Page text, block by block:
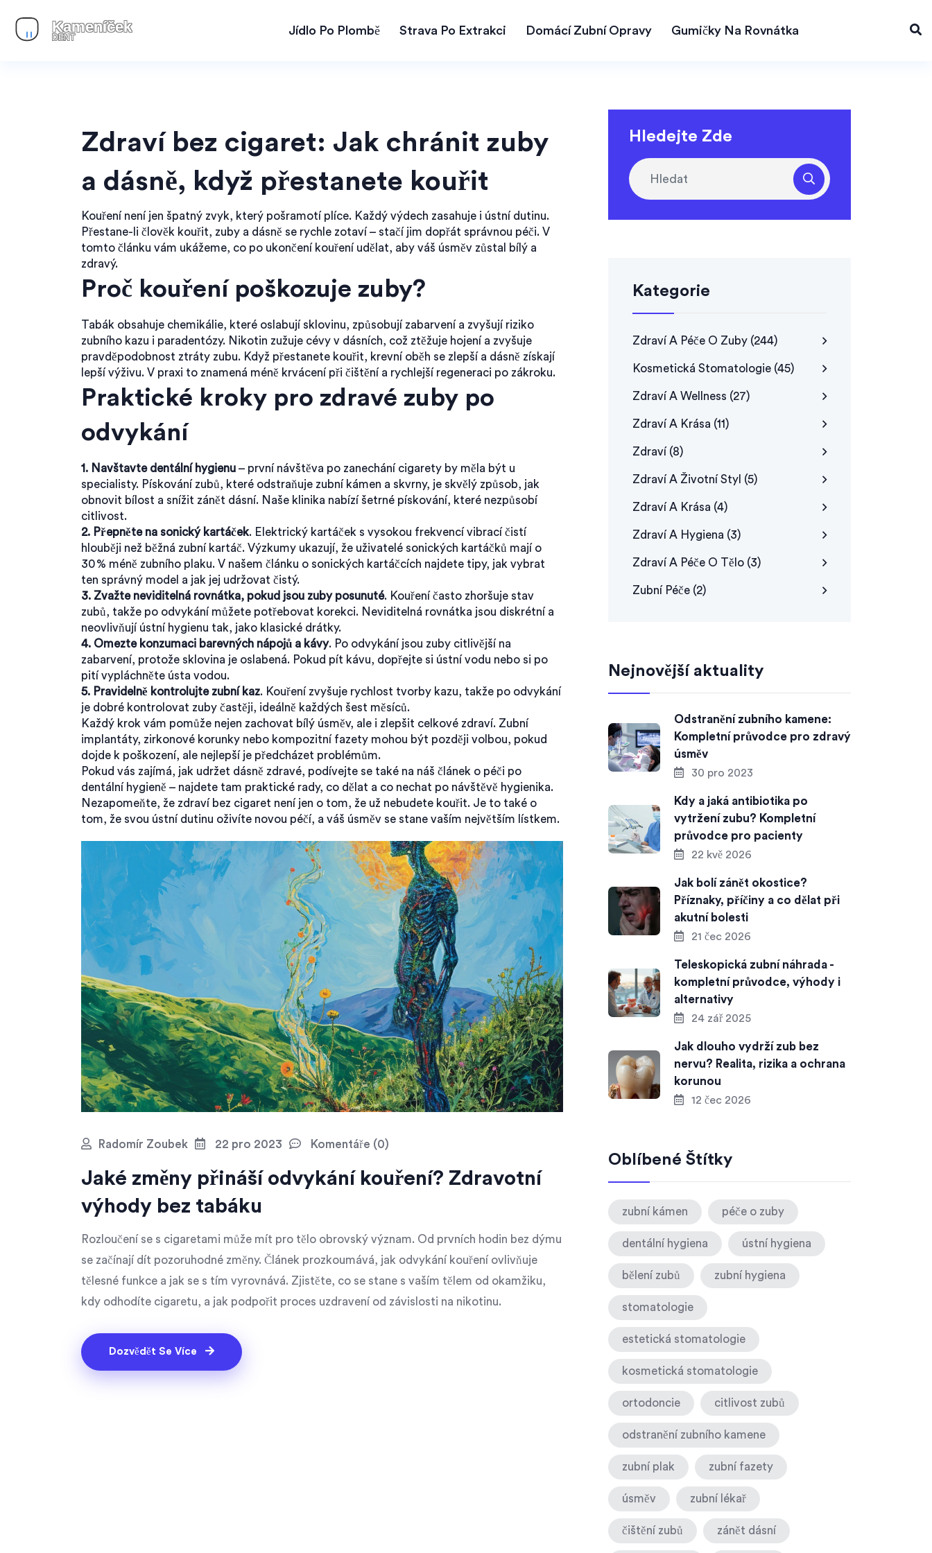
Jídlo Po Plombě Strava Po Extrakci Domácí Zubní Opravy Gumičky Na Rovnátka
Zdraví bez cigaret: Jak chránit zuby
a dásně, když přestanete kouřit
Kouření není jen špatný zvyk, který pošramotí plíce. Každý výdech zasahuje i ústní dutinu.
Přestane-li člověk kouřit, zuby a dásně se rychle zotaví – stačí jim dopřát správnou péči. V
tomto článku vám ukážeme, co po ukončení kouření udělat, aby váš úsměv zůstal bílý a
zdravý.
Proč kouření poškozuje zuby?
Tabák obsahuje chemikálie, které oslabují sklovinu, způsobují zabarvení a zvyšují riziko
zubního kazu i paradentózy. Nikotin zužuje cévy v dásních, což ztěžuje hojení a zvyšuje
pravděpodobnost ztráty zubu. Když přestanete kouřit, krevní oběh se zlepší a dásně získají
lepší výživu. V praxi to znamená méně krvácení při čištění a rychlejší regeneraci po zákroku.
Praktické kroky pro zdravé zuby po
odvykání
1. Navštavte dentální hygienu – první návštěva po zanechání cigarety by měla být u
specialisty. Pískování zubů, které odstraňuje zubní kámen a skvrny, je skvělý způsob, jak
obnovit bílost a snížit zánět dásní. Naše klinika nabízí šetrné pískování, které nezpůsobí
citlivost.
2. Přepněte na sonický kartáček. Elektrický kartáček s vysokou frekvencí vibrací čistí
hlouběji než běžná zubní kartáč. Výzkumy ukazují, že uživatelé sonických kartáčků mají o
30 % méně zubního plaku. V našem článku o sonických kartáčcích najdete tipy, jak vybrat
ten správný model a jak jej udržovat čistý.
3. Zvažte neviditelná rovnátka, pokud jsou zuby posunuté. Kouření často zhoršuje stav
zubů, takže po odvykání můžete potřebovat korekci. Neviditelná rovnátka jsou diskrétní a
neovlivňují ústní hygienu tak, jako klasické drátky.
4. Omezte konzumaci barevných nápojů a kávy. Po odvykání jsou zuby citlivější na
zabarvení, protože sklovina je oslabená. Pokud pít kávu, dopřejte si ústní vodu nebo si po
pití vypláchněte ústa vodou.
5. Pravidelně kontrolujte zubní kaz. Kouření zvyšuje rychlost tvorby kazu, takže po odvykání
je dobré kontrolovat zuby častěji, ideálně každých šest měsíců.
Každý krok vám pomůže nejen zachovat bílý úsměv, ale i zlepšit celkové zdraví. Zubní
implantáty, zirkonové korunky nebo kompozitní fazety mohou být později volbou, pokud
dojde k poškození, ale nejlepší je předcházet problémům.
Pokud vás zajímá, jak udržet dásně zdravé, podívejte se také na náš článek o péči po
dentální hygieně – najdete tam praktické rady, co dělat a co nechat po návštěvě hygienika.
Nezapomeňte, že zdraví bez cigaret není jen o tom, že už nebudete kouřit. Je to také o
tom, že svou ústní dutinu oživíte novou péčí, a váš úsměv se stane vaším největším lístkem.
Radomír Zoubek 22 pro 2023 Komentáře (0)
Jaké změny přináší odvykání kouření? Zdravotní
výhody bez tabáku
Rozloučení se s cigaretami může mít pro tělo obrovský význam. Od prvních hodin bez dýmu
se začínají dít pozoruhodné změny. Článek prozkoumává, jak odvykání kouření ovlivňuje
tělesné funkce a jak se s tím vyrovnává. Zjistěte, co se stane s vaším tělem od okamžiku,
kdy odhodíte cigaretu, a jak podpořit proces uzdravení od závislosti na nikotinu.
Dozvědět Se Více
Hledejte Zde
Kategorie
Zdraví A Péče O Zuby (244)
Kosmetická Stomatologie (45)
Zdraví A Wellness (27)
Zdraví A Krása (11)
Zdraví (8)
Zdraví A Životní Styl (5)
Zdraví A Krása (4)
Zdraví A Hygiena (3)
Zdraví A Péče O Tělo (3)
Zubní Péče (2)
Nejnovější aktuality
Odstranění zubního kamene:
Kompletní průvodce pro zdravý
úsměv
30 pro 2023
Kdy a jaká antibiotika po
vytržení zubu? Kompletní
průvodce pro pacienty
22 kvě 2026
Jak bolí zánět okostice?
Příznaky, příčiny a co dělat při
akutní bolesti
21 čec 2026
Teleskopická zubní náhrada -
kompletní průvodce, výhody i
alternativy
24 zář 2025
Jak dlouho vydrží zub bez
nervu? Realita, rizika a ochrana
korunou
12 čec 2026
Oblíbené Štítky
zubní kámen péče o zuby
dentální hygiena ústní hygiena
bělení zubů zubní hygiena
stomatologie
estetická stomatologie
kosmetická stomatologie
ortodoncie citlivost zubů
odstranění zubního kamene
zubní plak zubní fazety
úsměv zubní lékař
čištění zubů zánět dásní